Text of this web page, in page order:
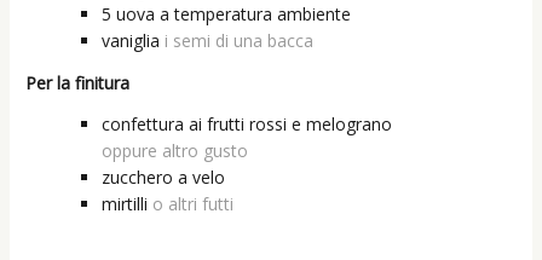
5 uova a temperatura ambiente
vaniglia i semi di una bacca
Per la finitura
confettura ai frutti rossi e melograno
oppure altro gusto
zucchero a velo
mirtilli o altri futti